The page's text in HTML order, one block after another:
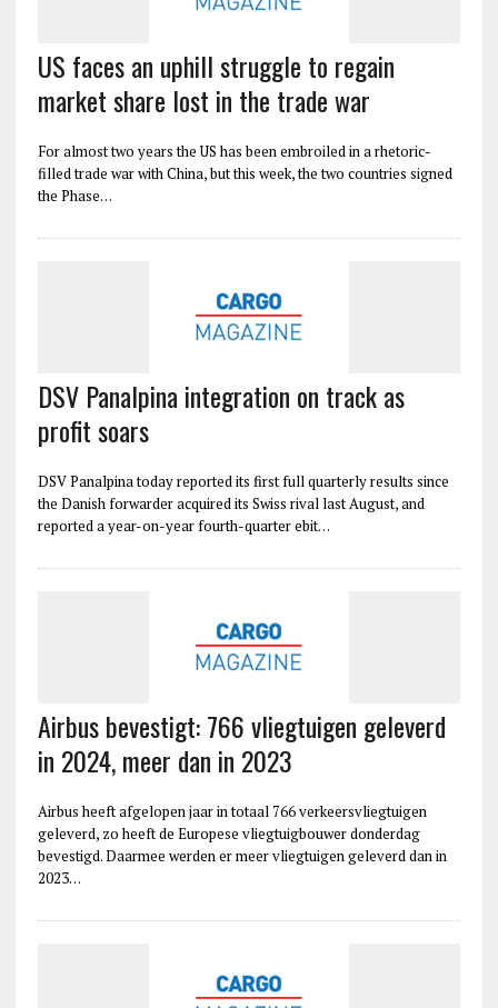
US faces an uphill struggle to regain
market share lost in the trade war
For almost two years the US has been embroiled in a rhetoric-
filled trade war with China, but this week, the two countries signed
the Phase…
DSV Panalpina integration on track as
profit soars
DSV Panalpina today reported its first full quarterly results since
the Danish forwarder acquired its Swiss rival last August, and
reported a year-on-year fourth-quarter ebit…
Airbus bevestigt: 766 vliegtuigen geleverd
in 2024, meer dan in 2023
Airbus heeft afgelopen jaar in totaal 766 verkeersvliegtuigen
geleverd, zo heeft de Europese vliegtuigbouwer donderdag
bevestigd. Daarmee werden er meer vliegtuigen geleverd dan in
2023…